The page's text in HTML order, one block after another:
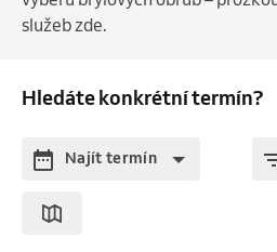
služeb zde.
Hledáte konkrétní termín?
Najít termín